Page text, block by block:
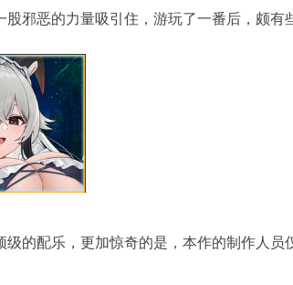
邪恶的力量吸引住，游玩了一番后，颇有
的配乐，更加惊奇的是，本作的制作人员